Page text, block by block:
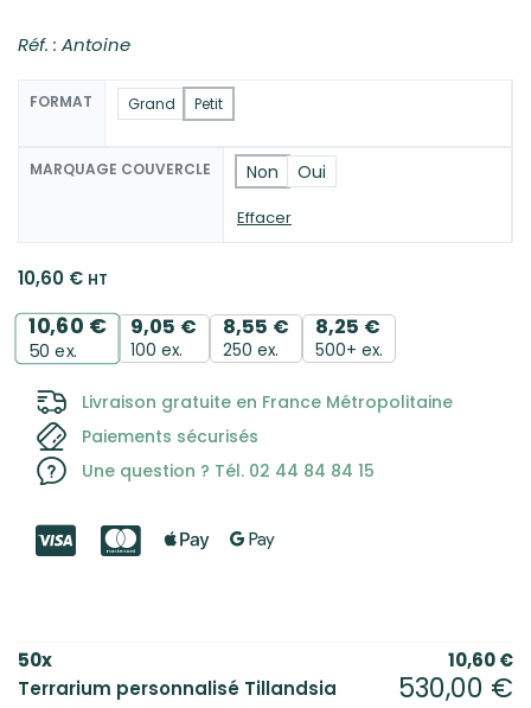
Réf. : Antoine
FORMAT Grand Petit
MARQUAGE COUVERCLE Non Oui
Effacer
10,60 € HT
10,60 €
50 ex.
9,05 €
100 ex.
8,55 €
250 ex.
8,25 €
500+ ex.
Livraison gratuite en France Métropolitaine
Paiements sécurisés
Une question ? Tél. 02 44 84 84 15
50x 10,60€
Terrarium personnalisé Tillandsia
530,00 €